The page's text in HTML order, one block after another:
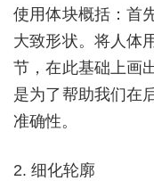
使用体块概括：首
大致形状。将人体
节，在此基础上画
是为了帮助我们在
准确性。
2. 细化轮廓